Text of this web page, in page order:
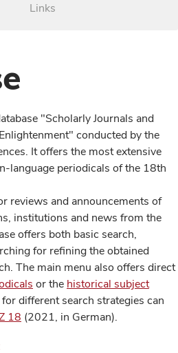
Links
"Scholarly Journals and
conducted by the
It offers the most extensive
language periodicals of the 18th
reviews and announcements of
institutions and news from the
offers both basic search,
for refining the obtained
The main menu also offers direct
or the historical subject
different search strategies can
18 (2021, in German).